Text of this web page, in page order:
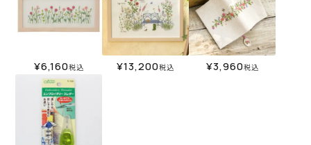
¥6,160税込 ¥13,200税込 ¥3,960税込